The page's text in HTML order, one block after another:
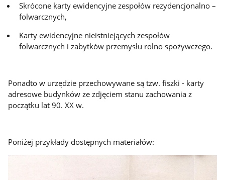
Skrócone karty ewidencyjne zespołów rezydencjonalno –
folwarcznych,
Karty ewidencyjne nieistniejących zespołów
folwarcznych i zabytków przemysłu rolno spożywczego.
​Ponadto w urzędzie przechowywane są tzw. fiszki - karty
adresowe budynków ze zdjęciem stanu zachowania z
początku lat 90. XX w.
Poniżej przykłady dostępnych materiałów: